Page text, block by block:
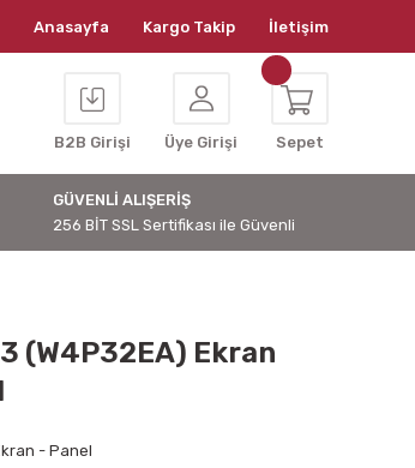
Anasayfa Kargo Takip İletişim
B2B Girişi Üye Girişi Sepet
GÜVENLİ ALIŞERİŞ
256 BİT SSL Sertifikası ile Güvenli
(W4P32EA) Ekran
- Panel